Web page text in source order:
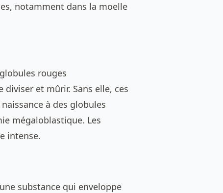
notamment dans la moelle
rouges
et mûrir. Sans elle, ces
à des globules
mégaloblastique. Les
intense.
substance qui enveloppe